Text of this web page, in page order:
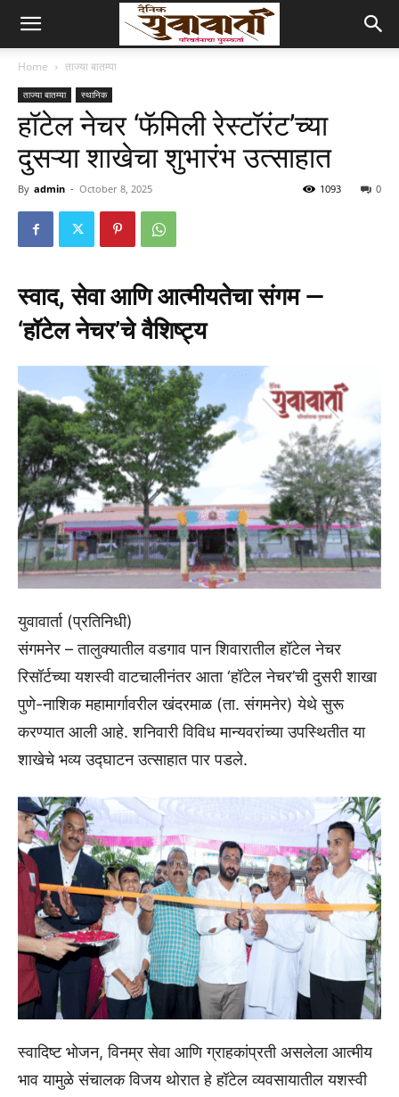
Home ताज्या बातम्या
ताज्या बातम्या स्थानिक
हॉटेल नेचर ‘फॅमिली रेस्टॉरंट’च्या
दुसऱ्या शाखेचा शुभारंभ उत्साहात
By admin - October 8, 2025 0
1093
स्वाद, सेवा आणि आत्मीयतेचा संगम —
‘हॉटेल नेचर’चे वैशिष्ट्य
युवावार्ता (प्रतिनिधी)
संगमनेर – तालुक्यातील वडगाव पान शिवारातील हॉटेल नेचर
रिसॉर्टच्या यशस्वी वाटचालीनंतर आता ‘हॉटेल नेचर’ची दुसरी शाखा
पुणे-नाशिक महामार्गावरील खंदरमाळ (ता. संगमनेर) येथे सुरू
करण्यात आली आहे. शनिवारी विविध मान्यवरांच्या उपस्थितीत या
शाखेचे भव्य उद्घाटन उत्साहात पार पडले.
स्वादिष्ट भोजन, विनम्र सेवा आणि ग्राहकांप्रती असलेला आत्मीय
भाव यामुळे संचालक विजय थोरात हे हॉटेल व्यवसायातील यशस्वी